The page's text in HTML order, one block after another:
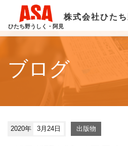
ひたち野うしく・阿見
株式会社ひた
ブログ
2020年 3月24日 出版物